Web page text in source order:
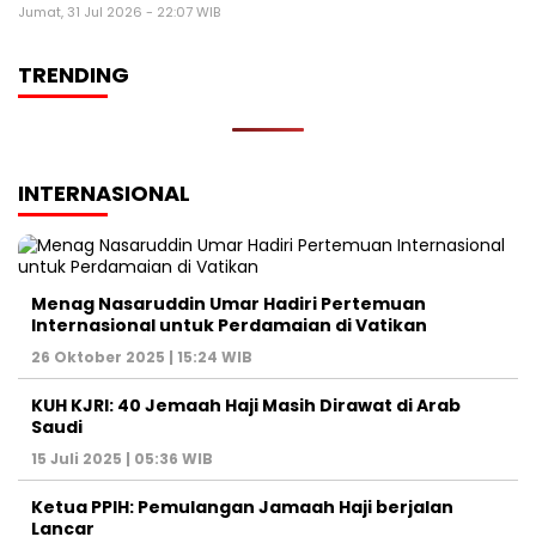
Jumat, 31 Jul 2026 - 22:07 WIB
TRENDING
INTERNASIONAL
Menag Nasaruddin Umar Hadiri Pertemuan
Internasional untuk Perdamaian di Vatikan
26 Oktober 2025 | 15:24 WIB
KUH KJRI: 40 Jemaah Haji Masih Dirawat di Arab
Saudi
15 Juli 2025 | 05:36 WIB
Ketua PPIH: Pemulangan Jamaah Haji berjalan
Lancar